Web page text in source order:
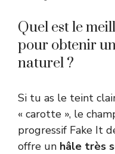
Quel est le
pour obtenir
naturel ?
Si tu as le teint
« carotte », le
progressif Fake It
offre un hâle très